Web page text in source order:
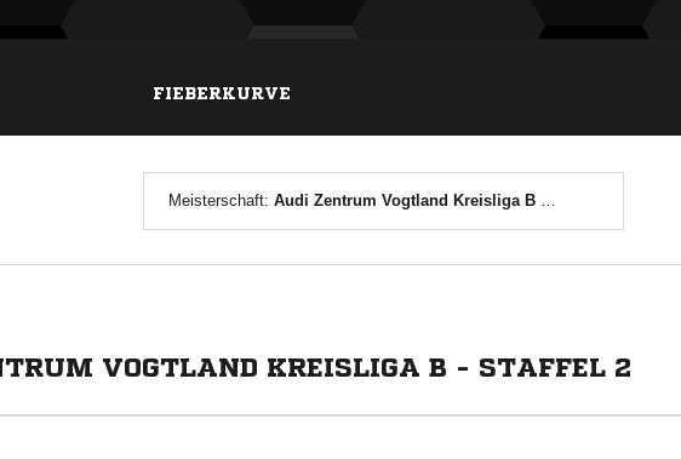
FIEBERKURVE
Meisterschaft: Audi Zentrum Vogtland Kreisliga B - Staffel 2
VOGTLAND KREISLIGA B - STAFFEL 2